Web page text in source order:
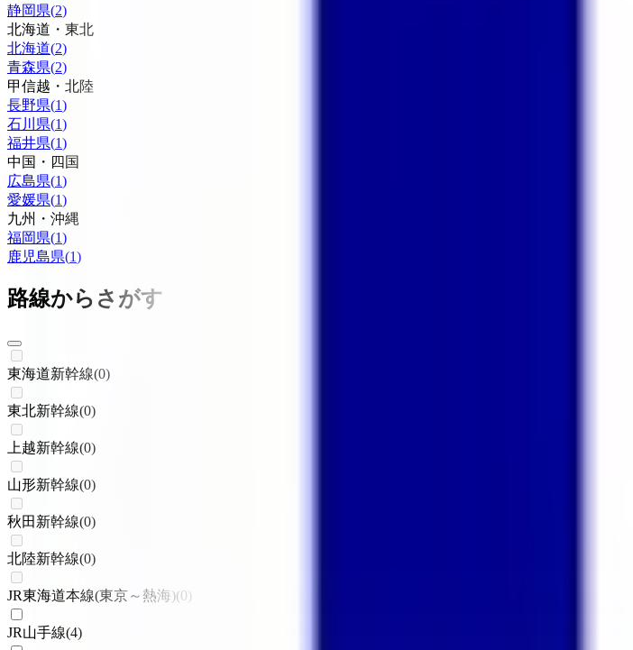
静岡県(2)
北海道・東北
北海道(2)
青森県(2)
甲信越・北陸
長野県(1)
石川県(1)
福井県(1)
中国・四国
広島県(1)
愛媛県(1)
九州・沖縄
福岡県(1)
鹿児島県(1)
路線からさがす
東海道新幹線(0)
東北新幹線(0)
上越新幹線(0)
山形新幹線(0)
秋田新幹線(0)
北陸新幹線(0)
JR東海道本線(東京～熱海)(0 )
JR山手線(4)